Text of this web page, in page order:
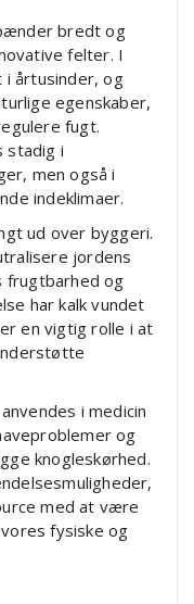
bredt og
felter. I
årtusinder, og
egenskaber,
fugt.
stadig i
men også i
indeklimaer.
ud over byggeri.
jordens
frugtbarhed og
har kalk vundet
en vigtig rolle i at
i medicin
og
knogleskørhed.
med at være
fysiske og